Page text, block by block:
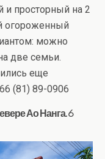
и просторный на 2
огороженный
можно
две семьи.
еще
(81) 89-0906
Ао Нанга. 6